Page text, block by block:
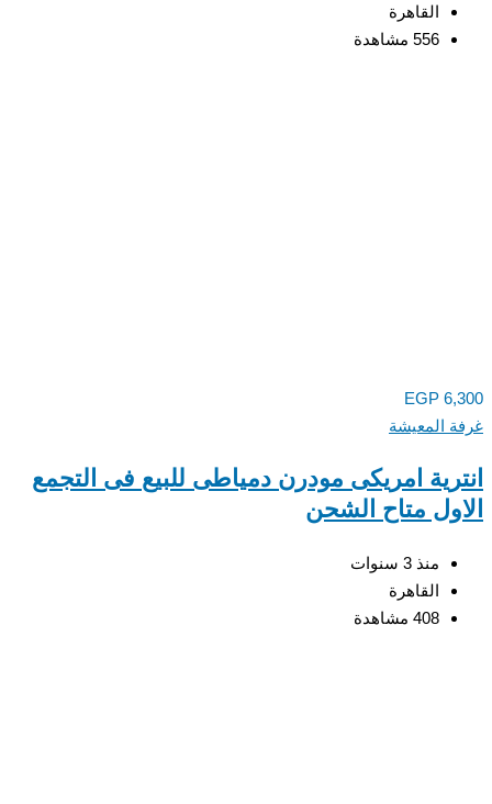
القاهرة
556 مشاهدة
EGP
المعيشة
امريكى مودرن دمياطى للبيع فى التجمع
متاح الشحن
منذ 3 سنوات
القاهرة
408 مشاهدة